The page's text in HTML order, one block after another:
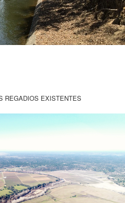
REGADIOS EXISTENTES